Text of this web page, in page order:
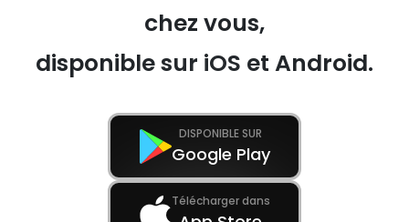
chez vous,
disponible sur iOS et Android.
DISPONIBLE SUR
Google Play
Télécharger dans